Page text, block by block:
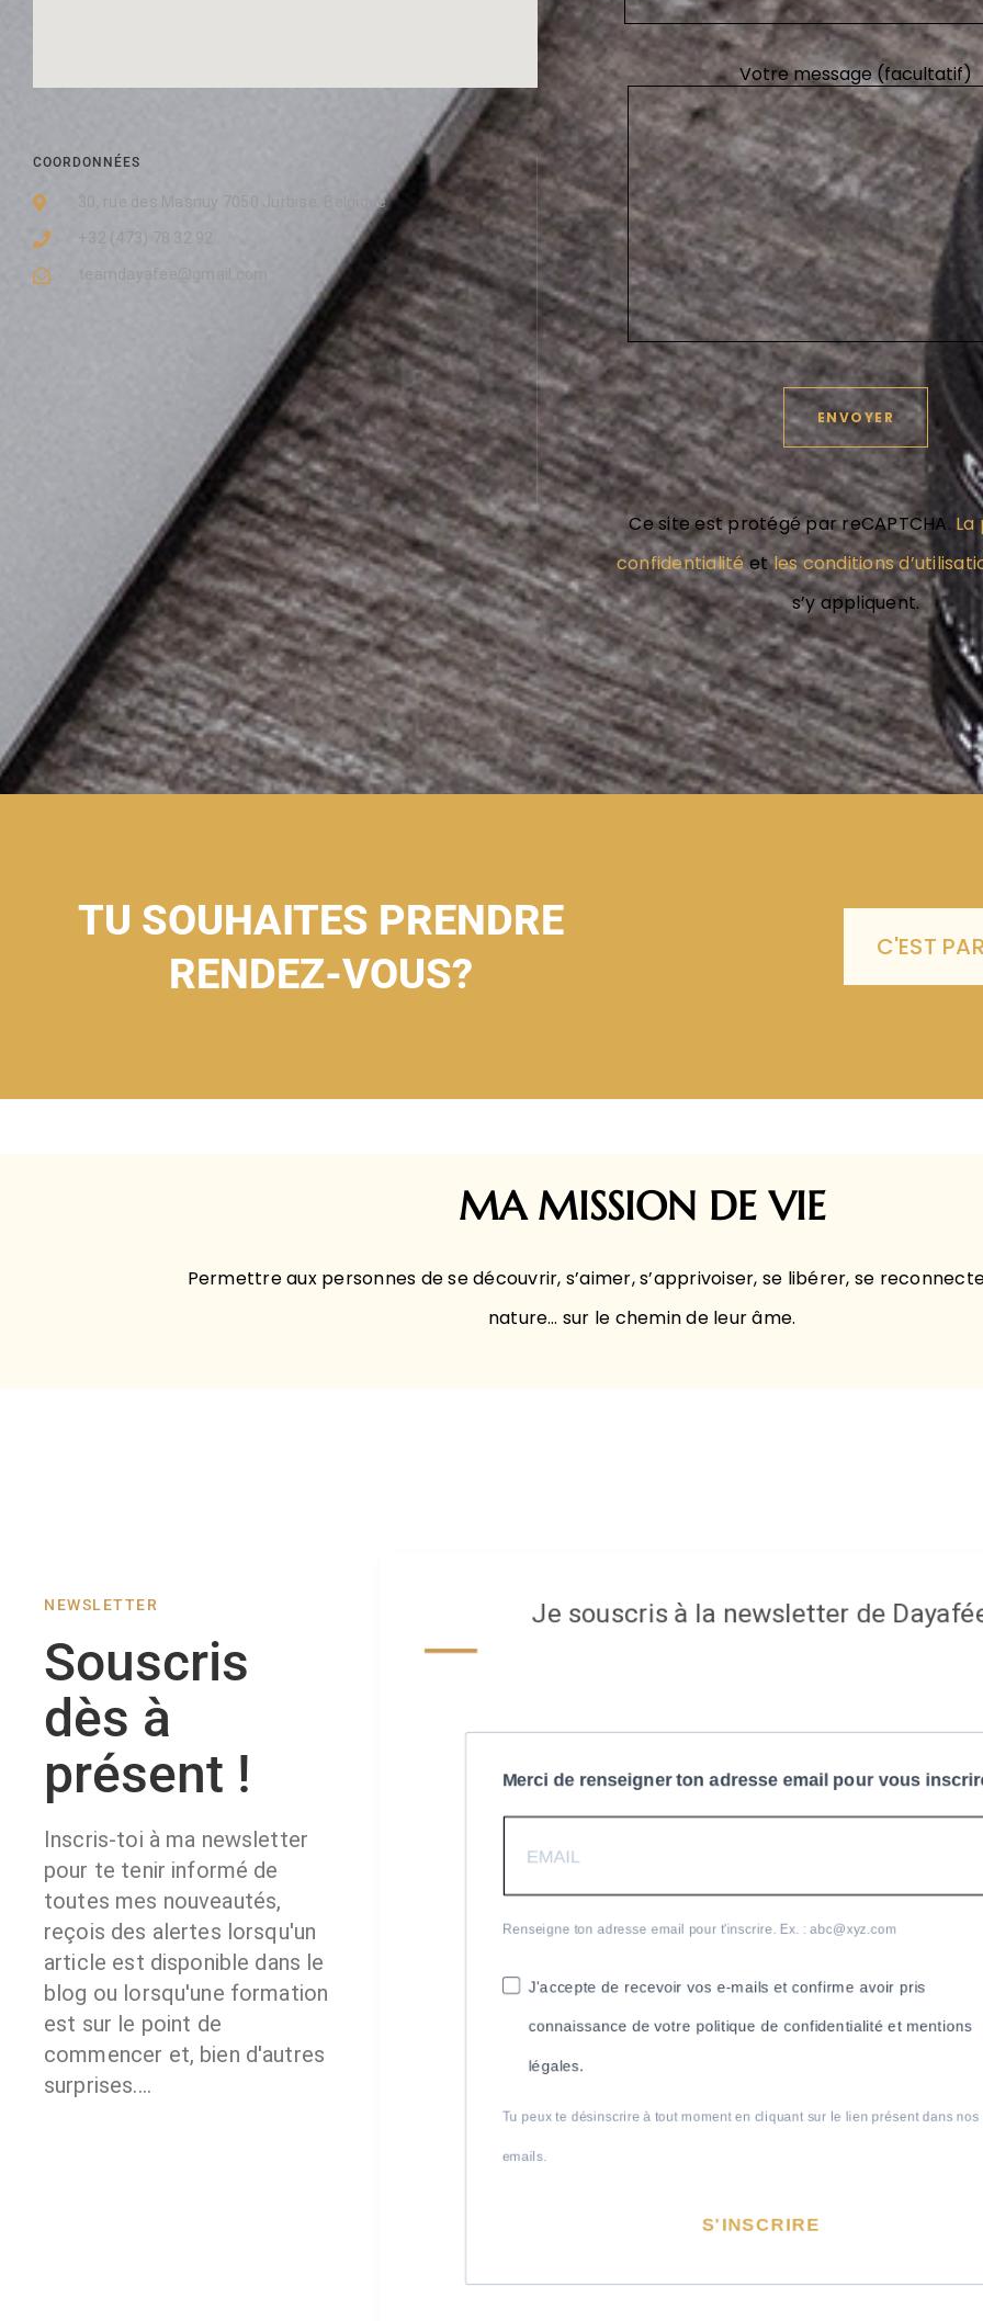
COORDONNÉES
30, rue des Masnuy 7050 Jurbise, Belgique
+32 (473) 78 32 92
teamdayafee@gmail.com
Votre message (facultatif)
Ce site est protégé par reCAPTCHA. La
confidentialitéetles conditions
s’y appliquent.
TU SOUHAITES PRENDRE
RENDEZ-VOUS?
C'EST
MA MISSION DE VIE
Permettre aux personnes de se découvrir, s’aimer, s’apprivoiser, se libérer, se
nature… sur le chemin de leur âme.
NEWSLETTER
Souscris
dès à
présent !
Inscris-toi à ma newsletter
pour te tenir informé de
toutes mes nouveautés,
reçois des alertes lorsqu'un
article est disponible dans le
blog ou lorsqu'une formation
est sur le point de
commencer et, bien d'autres
surprises....
Je souscris à la newsletter de
Merci de renseigner ton adresse email pour vous
Renseigne ton adresse email pour t'inscrire. Ex. : abc@xyz.com
J'accepte de recevoir vos e-mails et confirme avoir pris
connaissance de votre politique de confidentialité et mentions
légales.
Tu peux te désinscrire à tout moment en cliquant sur le lien présent dans nos
emails.
S'INSCRIRE